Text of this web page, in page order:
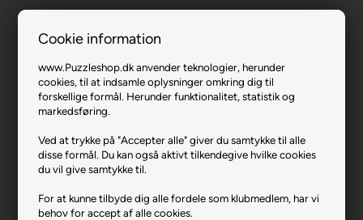
Cookie information
www.Puzzleshop.dk anvender teknologier, herunder
cookies, til at indsamle oplysninger omkring dig til
forskellige formål. Herunder funktionalitet, statistik og
markedsføring.
Ved at trykke på "Accepter alle" giver du samtykke til alle
disse formål. Du kan også aktivt tilkendegive hvilke cookies
du vil give samtykke til.
For at kunne tilbyde dig alle fordele som klubmedlem, har vi
behov for accept af alle cookies.
Colourful Jungle Wildlife.
Varenr.: 0224-56485
Antal brikker
100
Længde i cm (ca.)
Bredde i cm (ca.)
24